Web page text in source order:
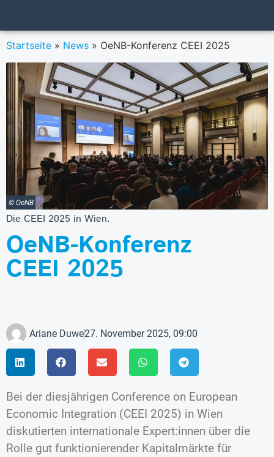
Startseite » News » OeNB-Konferenz CEEI 2025
© OeNB
Die CEEI 2025 in Wien.
OeNB-Konferenz
CEEI 2025
Ariane Duwe27. November 2025, 09:00
Bei der diesjährigen Conference on European
Economic Integration (CEEI 2025) in Wien
diskutierten internationale Expert:innen über die
Rolle gut funktionierender Kapitalmärkte für